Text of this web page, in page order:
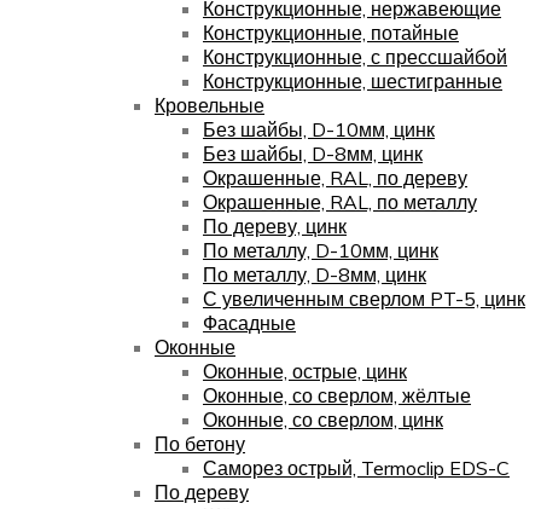
Конструкционные, нержавеющие
Конструкционные, потайные
Конструкционные, с прессшайбой
Конструкционные, шестигранные
Кровельные
Без шайбы, D-10мм, цинк
Без шайбы, D-8мм, цинк
Окрашенные, RAL, по дереву
Окрашенные, RAL, по металлу
По дереву, цинк
По металлу, D-10мм, цинк
По металлу, D-8мм, цинк
С увеличенным сверлом PT-5, цинк
Фасадные
Оконные
Оконные, острые, цинк
Оконные, со сверлом, жёлтые
Оконные, со сверлом, цинк
По бетону
Саморез острый, Termoclip EDS-C
По дереву